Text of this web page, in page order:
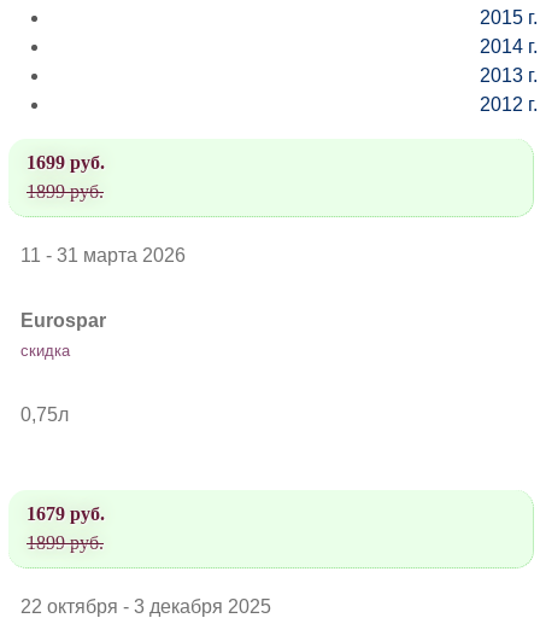
2015 г.
2014 г.
2013 г.
2012 г.
1699 руб.
1899 руб.
11 - 31 марта 2026
Eurospar
скидка
0,75л
1679 руб.
1899 руб.
22 октября - 3 декабря 2025